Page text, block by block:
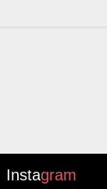
Instagram